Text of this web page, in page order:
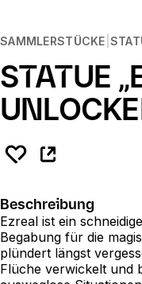
SAMMLERSTÜCKE
STATUE
Beschreibung
Ezreal ist ein
Begabung für die
plündert längst
Flüche verwickelt und